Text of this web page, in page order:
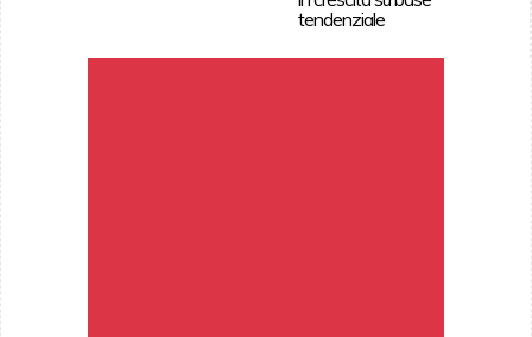
tendenziale